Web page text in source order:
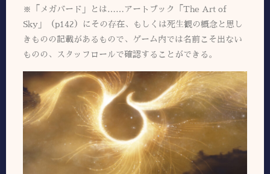
※「メガバード」とは……アートブック「The Art of
Sky」（p142）にその存在、もしくは死生観の概念と思し
きものの記載があるもので、ゲーム内では名前こそ出ない
ものの、スタッフロールで確認することができる。